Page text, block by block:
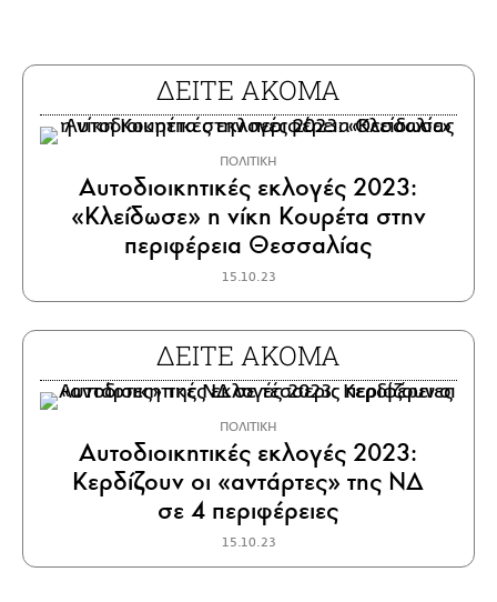
ΔΕΙΤΕ ΑΚΟΜΑ
ΠΟΛΙΤΙΚΗ
Αυτοδιοικητικές εκλογές 2023:
«Κλείδωσε» η νίκη Κουρέτα στην
περιφέρεια Θεσσαλίας
15.10.23
ΔΕΙΤΕ ΑΚΟΜΑ
ΠΟΛΙΤΙΚΗ
Αυτοδιοικητικές εκλογές 2023:
Κερδίζουν οι «αντάρτες» της ΝΔ
σε 4 περιφέρειες
15.10.23